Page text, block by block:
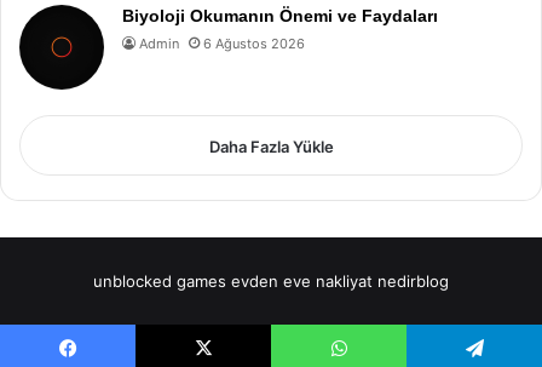
Biyoloji Okumanın Önemi ve Faydaları
Admin 6 Ağustos 2026
Daha Fazla Yükle
unblocked games evden eve nakliyat nedirblog